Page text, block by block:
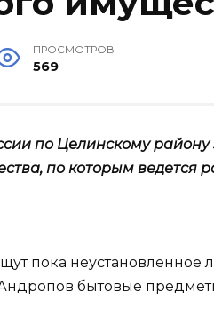
ПРОСМОТРОВ
569
по Целинскому
по которым ведется
пока неустановленное
бытовые